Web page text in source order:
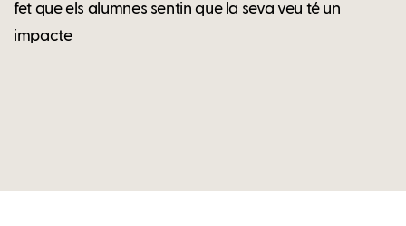
fet que els alumnes sentin que la seva veu té un
impacte